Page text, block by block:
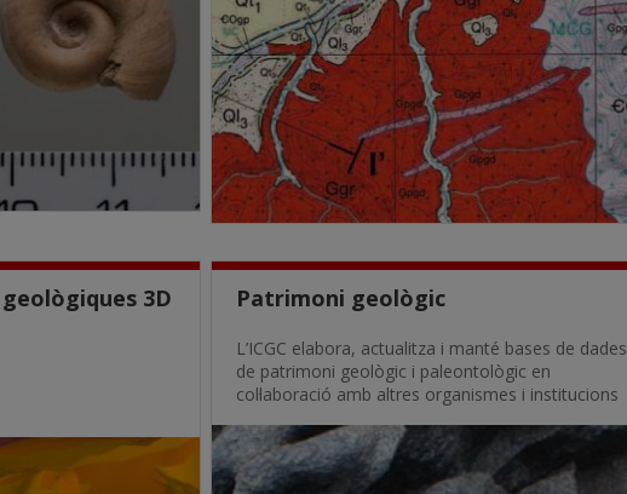
3D
Patrimoni geològic
L’ICGC elabora, actualitza i manté bases de dades
de patrimoni geològic i paleontològic en
col·laboració amb altres organismes i institucions